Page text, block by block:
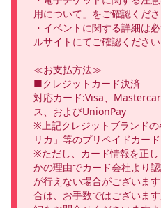
用について」をご確認くださ
・イベントに関する詳細は
ルサイトにてご確認ください
≪お支払方法≫
■クレジットカード決済
対応カード:Visa、
ス、およびUnionPay
※上記クレジットブランド
リカ」等のプリペイドカー
※ただし、カード情報を正
かの理由でカード会社より
が行えない場合がございま
合は、お手数ではございま